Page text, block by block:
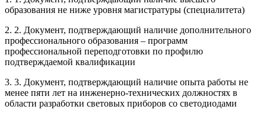
образования не ниже уровня магистратуры (специалитета)
2. 2. Документ, подтверждающий наличие дополнительного
профессионального образования – программ
профессиональной переподготовки по профилю
подтверждаемой квалификации
3. 3. Документ, подтверждающий наличие опыта работы не
менее пяти лет на инженерно-технических должностях в
области разработки световых приборов со светодиодами